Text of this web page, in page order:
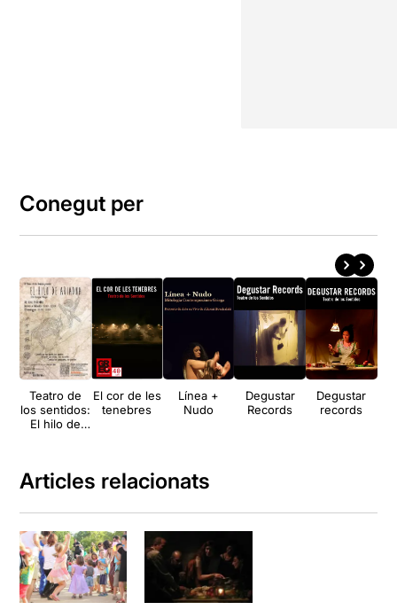
Conegut per
Teatro de
los sentidos:
El hilo de
El cor de les
tenebres
Línea +
Nudo
Degustar
Records
Degustar
records
Articles relacionats